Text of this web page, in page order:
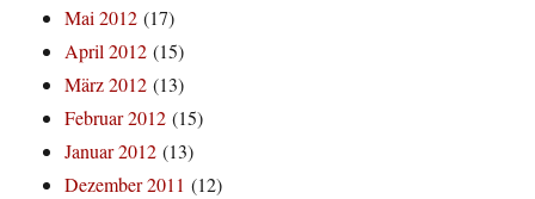
Mai 2012 (17)
April 2012 (15)
März 2012 (13)
Februar 2012 (15)
Januar 2012 (13)
Dezember 2011 (12)